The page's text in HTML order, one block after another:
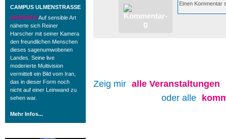
CAMPUS ULMENSTRASSE
DIVERSESAuf sensible Art
näherte sich Reiner
Harscher mit seiner Kamera
den freundlichen Menschen
dieses sagenumwobenen
Landes. Seine live
moderierte Multivision
vermittelt ein Bild vom Iran,
das in dieser Form noch
nicht auf einer Leinwand zu
sehen war.
Mehr Infos...
Zeig mir alle Veranstaltungen
oder alle